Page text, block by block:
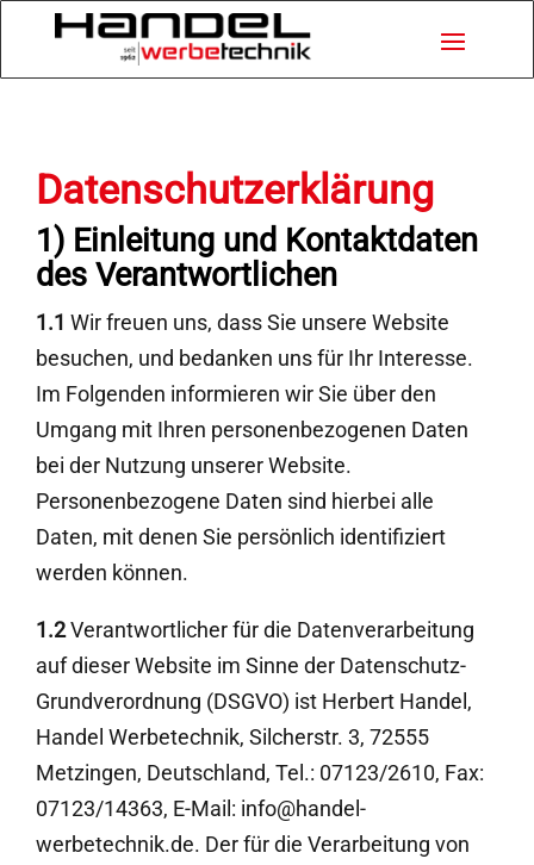
Datenschutzerklärung
1) Einleitung und Kontaktdaten
des Verantwortlichen
1.1 Wir freuen uns, dass Sie unsere Website
besuchen, und bedanken uns für Ihr Interesse.
Im Folgenden informieren wir Sie über den
Umgang mit Ihren personenbezogenen Daten
bei der Nutzung unserer Website.
Personenbezogene Daten sind hierbei alle
Daten, mit denen Sie persönlich identifiziert
werden können.
1.2Verantwortlicher für die Datenverarbeitung
auf dieser Website im Sinne der Datenschutz-
Grundverordnung (DSGVO) ist Herbert Handel,
Handel Werbetechnik, Silcherstr. 3, 72555
Metzingen, Deutschland, Tel.: 07123/2610, Fax:
07123/14363, E-Mail: info@handel-
werbetechnik.de. Der für die Verarbeitung von